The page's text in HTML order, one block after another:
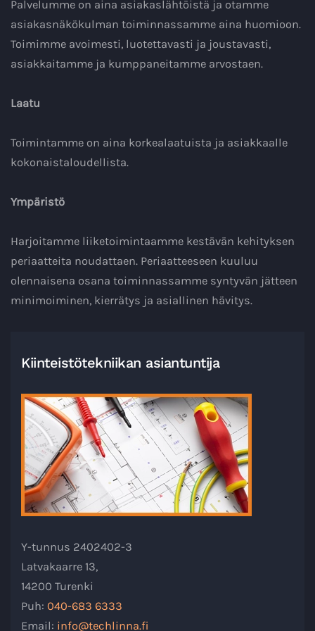
Palvelumme on aina asiakaslähtöistä ja otamme
asiakasnäkökulman toiminnassamme aina huomioon.
Toimimme avoimesti, luotettavasti ja joustavasti,
asiakkaitamme ja kumppaneitamme arvostaen.
Laatu
Toimintamme on aina korkealaatuista ja asiakkaalle
kokonaistaloudellista.
Ympäristö
Harjoitamme liiketoimintaamme kestävän kehityksen
periaatteita noudattaen. Periaatteeseen kuuluu
olennaisena osana toiminnassamme syntyvän jätteen
minimoiminen, kierrätys ja asiallinen hävitys.
Kiinteistötekniikan asiantuntija
Y-tunnus 2402402-3
Latvakaarre 13,
14200 Turenki
Puh: 040-683 6333
Email: info@techlinna.fi